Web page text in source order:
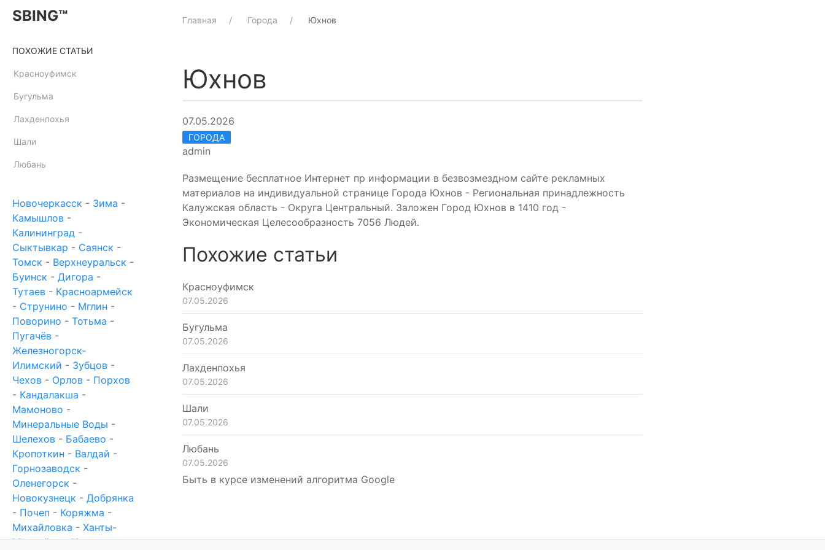
SBING™
ПОХОЖИЕ СТАТЬИ
Красноуфимск
Бугульма
Лахденпохья
Шали
Любань
Новочеркасск - Зима -
Камышлов -
Калининград -
Сыктывкар - Саянск -
Томск - Верхнеуральск -
Буинск - Дигора -
Тутаев - Красноармейск
- Струнино - Мглин -
Поворино - Тотьма -
Пугачёв -
Железногорск-
Илимский - Зубцов -
Чехов - Орлов - Порхов
- Кандалакша -
Мамоново -
Минеральные Воды -
Шелехов - Бабаево -
Кропоткин - Валдай -
Горнозаводск -
Оленегорск -
Новокузнецк - Добрянка
- Почеп - Коряжма -
Михайловка - Ханты-
Мансийск-Новотроицк
Главная Города Юхнов
Юхнов
07.05.2026
ГОРОДА
admin
Размещение бесплатное Интернет пр информации в безвозмездном сайте рекламных
материалов на индивидуальной странице Города Юхнов - Региональная принадлежность
Калужская область - Округа Центральный. Заложен Город Юхнов в 1410 год -
Экономическая Целесообразность 7056 Людей.
Похожие статьи
Красноуфимск
07.05.2026
Бугульма
07.05.2026
Лахденпохья
07.05.2026
Шали
07.05.2026
Любань
07.05.2026
Быть в курсе изменений алгоритма Google